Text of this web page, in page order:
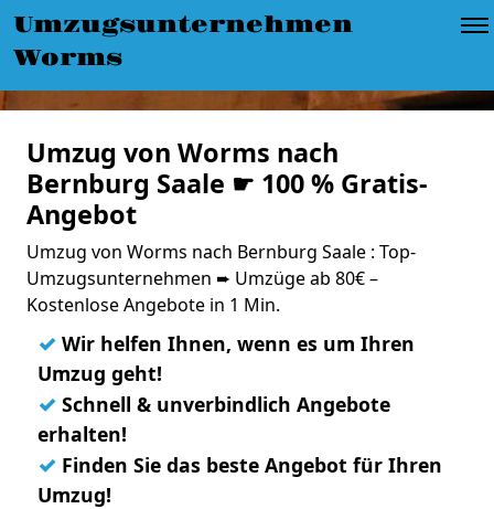
Umzugsunternehmen
Worms
Umzug von Worms nach
Bernburg Saale ☛ 100 % Gratis-
Angebot
Umzug von Worms nach Bernburg Saale : Top-
Umzugsunternehmen ➨ Umzüge ab 80€ –
Kostenlose Angebote in 1 Min.
✓ Wir helfen Ihnen, wenn es um Ihren
Umzug geht!
✓ Schnell & unverbindlich Angebote
erhalten!
✓ Finden Sie das beste Angebot für Ihren
Umzug!